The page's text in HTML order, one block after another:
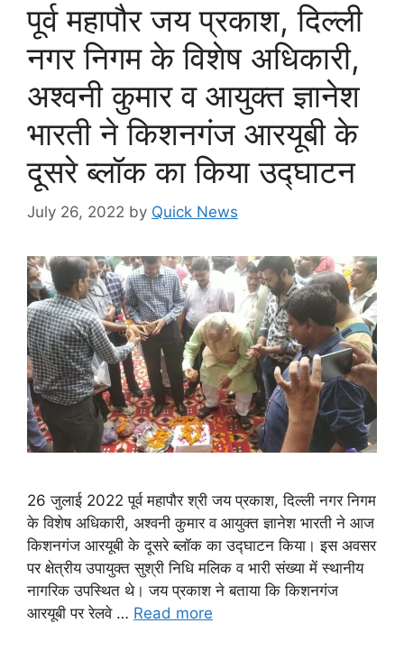
पूर्व महापौर जय प्रकाश, दिल्ली
नगर निगम के विशेष अधिकारी,
अश्वनी कुमार व आयुक्त ज्ञानेश
भारती ने किशनगंज आरयूबी के
दूसरे ब्लॉक का किया उद्घाटन
July 26, 2022 by Quick News
26 जुलाई 2022 पूर्व महापौर श्री जय प्रकाश, दिल्ली नगर निगम
के विशेष अधिकारी, अश्वनी कुमार व आयुक्त ज्ञानेश भारती ने आज
किशनगंज आरयूबी के दूसरे ब्लॉक का उद्घाटन किया। इस अवसर
पर क्षेत्रीय उपायुक्त सुश्री निधि मलिक व भारी संख्या में स्थानीय
नागरिक उपस्थित थे। जय प्रकाश ने बताया कि किशनगंज
आरयूबी पर रेलवे … Read more